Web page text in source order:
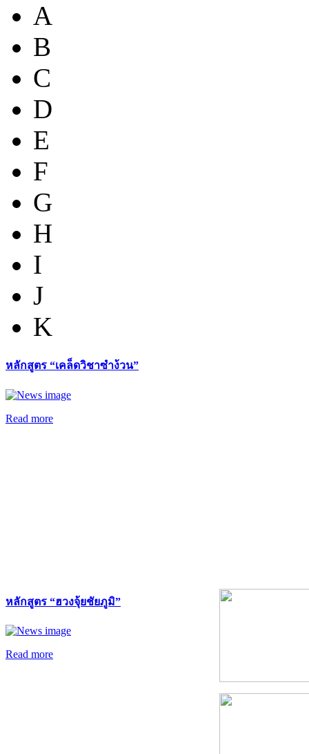
A
B
C
D
E
F
G
H
I
J
K
หลักสูตร “เคล็ดวิชาซำง้วน”
Read more
หลักสูตร “ฮวงจุ้ยชัยภูมิ”
Read more